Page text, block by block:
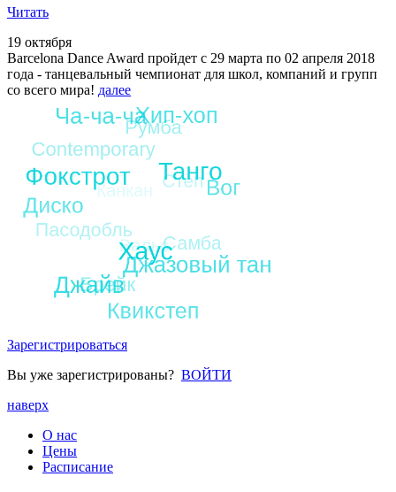
Читать
19 октября
Barcelona Dance Award пройдет с 29 марта по 02 апреля 2018
года - танцевальный чемпионат для школ, компаний и групп
со всего мира! далее
Зарегистрироваться
Вы уже зарегистрированы? ВОЙТИ
наверх
О нас
Цены
Расписание